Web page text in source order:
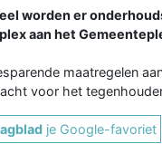
worden er
aan het
maatregelen
voor het
je Google-favoriet